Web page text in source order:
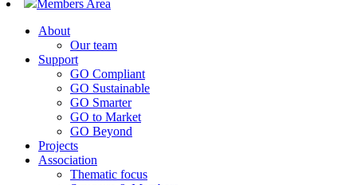
Members Area
About
Our team
Support
GO Compliant
GO Sustainable
GO Smarter
GO to Market
GO Beyond
Projects
Association
Thematic focus